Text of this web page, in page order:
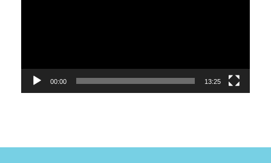
00:00 13:25